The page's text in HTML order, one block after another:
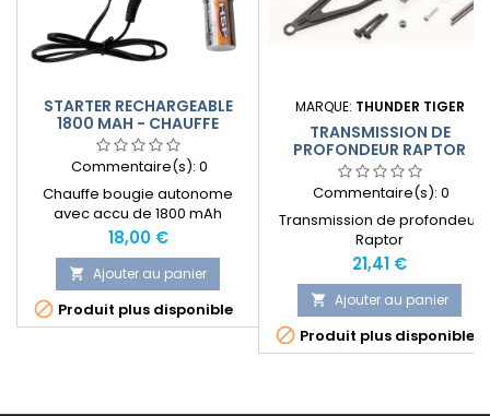
STARTER RECHARGEABLE
1800 MAH - CHAUFFE
BOUGIE
Commentaire(s): 0
Chauffe bougie autonome
avec accu de 1800 mAh
rechargeable + chargeur.
Prix
18,00 €
 Ajouter au panier
 Produit plus disponible
MARQUE: THUNDER TIGER
TRANSMISSION DE
PROFONDEUR RAPTOR
Commentaire(s): 0
Transmission de profondeur
Raptor
Prix
21,41 €
 Ajouter au panier
 Produit plus disponible